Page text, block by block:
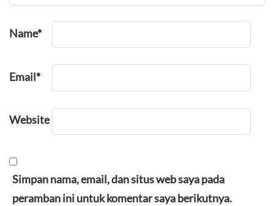
Name*
Email*
Website
Simpan nama, email, dan situs web saya pada
peramban ini untuk komentar saya berikutnya.